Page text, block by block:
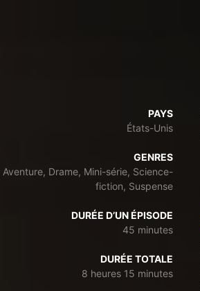
PAYS
États-Unis
GENRES
Aventure, Drame, Mini-série, Science-
fiction, Suspense
DURÉE D’UN ÉPISODE
45 minutes
DURÉE TOTALE
8 heures 15 minutes